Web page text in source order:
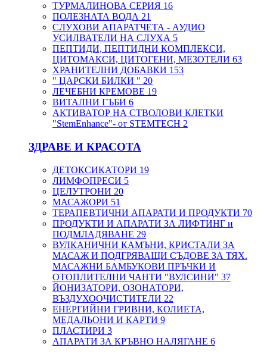
ТУРМАЛИНОВА СЕРИЯ 16
ПОЛЕЗНАТА ВОДА 21
СЛУХОВИ АПАРАТЧЕТА - АУДИО
УСИЛВАТЕЛИ НА СЛУХА 5
ПЕПТИДИ, ПЕПТИДНИ КОМПЛЕКСИ,
ЦИТОМАКСИ, ЦИТОГЕНИ, МЕЗОТЕЛИ 63
ХРАНИТЕЛНИ ДОБАВКИ 153
" ЦАРСКИ БИЛКИ " 20
ЛЕЧЕБНИ КРЕМОВЕ 19
ВИТАЛНИ ГЪБИ 6
АКТИВАТОР НА СТВОЛОВИ КЛЕТКИ
"StemEnhance"- от STEMTECH 2
ЗДРАВЕ И КРАСОТА
ДЕТОКСИКАТОРИ 19
ЛИМФОПРЕСИ 5
ЦЕЛУТРОНИ 20
МАСАЖОРИ 51
ТЕРАПЕВТИЧНИ АПАРАТИ И ПРОДУКТИ 70
ПРОДУКТИ И АПАРАТИ ЗА ЛИФТИНГ и
ПОДМЛАДЯВАНЕ 29
ВУЛКАНИЧНИ КАМЪНИ, КРИСТАЛИ ЗА
МАСАЖ И ПОДГРЯВАЩИ СЪДОВЕ ЗА ТЯХ.
МАСАЖНИ БАМБУКОВИ ПРЪЧКИ И
ОТОПЛИТЕЛНИ ЧАНТИ "ВУЛСИНИ" 37
ЙОНИЗАТОРИ, ОЗОНАТОРИ,
ВЪЗДУХООЧИСТИТЕЛИ 22
ЕНЕРГИЙНИ ГРИВНИ, КОЛИЕТА,
МЕДАЛЬОНИ И КАРТИ 9
ПЛАСТИРИ 3
АПАРАТИ ЗА КРЪВНО НАЛЯГАНЕ 6